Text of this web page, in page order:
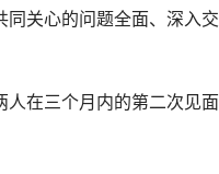
同关心的问题全面、深入
人在三个月内的第二次见